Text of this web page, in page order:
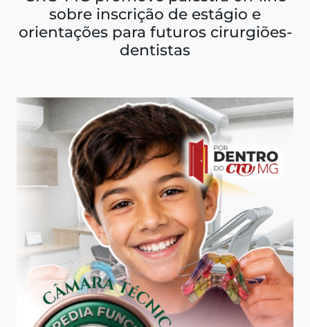
sobre inscrição de estágio e
orientações para futuros cirurgiões-
dentistas